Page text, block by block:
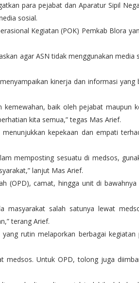
para pejabat dan Aparatur Sipil
sosial.
Kegiatan (POK) Pemkab Blora
agar ASN tidak menggunakan media
kinerja dan informasi yang
baik oleh pejabat maupun
kita semua,” tegas Mas Arief.
kepekaan dan empati
memposting sesuatu di medsos,
lanjut Mas Arief.
(OPD), camat, hingga unit di bawahnya
masyarakat salah satunya lewat
terang Arief.
rutin melaporkan berbagai kegiatan
medsos. Untuk OPD, tolong juga